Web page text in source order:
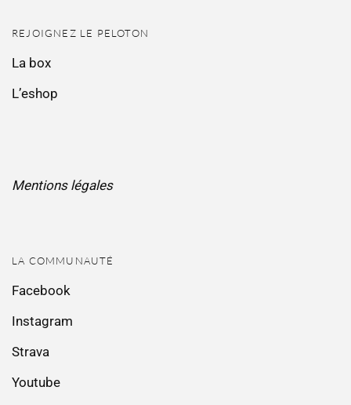
REJOIGNEZ LE PELOTON
La box
L’eshop
Mentions légales
LA COMMUNAUTÉ
Facebook
Instagram
Strava
Youtube